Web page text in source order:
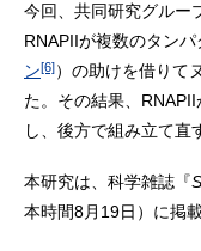
今回、共同研究グルー
RNAPIIが複数のタンパ
ン[6]）の助けを借りて
た。その結果、
し、後方で組み立て直
本研究は、科学雑誌『
本時間8月19日）に掲